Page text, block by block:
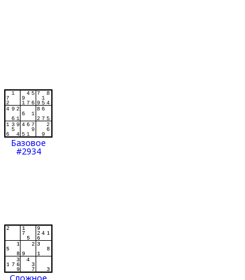
Базовое
#2934